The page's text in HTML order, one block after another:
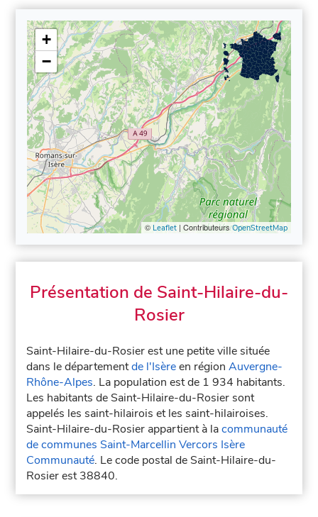
+
−
© Leaflet| ContributeursOpenStreetMap
Présentation de Saint-Hilaire-du-
Rosier
Saint-Hilaire-du-Rosier est une petite ville située
dans le départementde l'Isèreen régionAuvergne-
Rhône-Alpes. La population est de 1 934 habitants.
Les habitants de Saint-Hilaire-du-Rosier sont
appelés les saint-hilairois et les saint-hilairoises.
Saint-Hilaire-du-Rosier appartient à lacommunauté
de communes Saint-Marcellin Vercors Isère
Communauté. Le code postal de Saint-Hilaire-du-
Rosier est 38840.